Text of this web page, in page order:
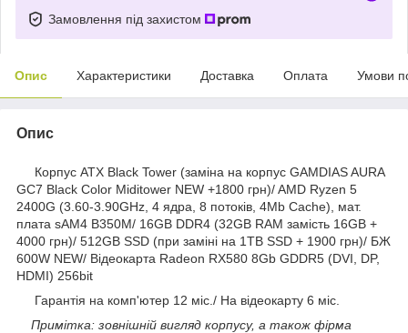
Замовлення під захистом
Опис Характеристики Доставка Оплата Умови
Опис
Корпус ATX Black Tower (заміна на корпус GAMDIAS AURA
GC7 Black Color Miditower NEW +1800 грн)/ AMD Ryzen 5
2400G (3.60-3.90GHz, 4 ядра, 8 потоків, 4Mb Cache), мат.
плата sAM4 B350M/ 16GB DDR4 (32GB RAM замість 16GB +
4000 грн)/ 512GB SSD (при заміні на 1TB SSD + 1900 грн)/ БЖ
600W NEW/ Відеокарта Radeon RX580 8Gb GDDR5 (DVI, DP,
HDMI) 256bit
Гарантія на комп'ютер 12 міс./ На відеокарту 6 міс.
Примітка: зовнішній вигляд корпусу, а також фірма